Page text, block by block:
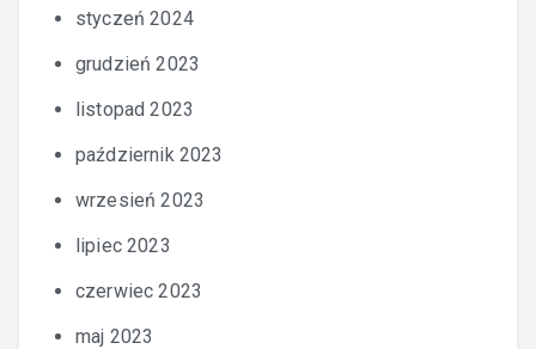
styczeń 2024
grudzień 2023
listopad 2023
październik 2023
wrzesień 2023
lipiec 2023
czerwiec 2023
maj 2023